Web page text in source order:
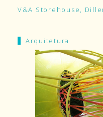
V&A Storehouse,
Arquitetura